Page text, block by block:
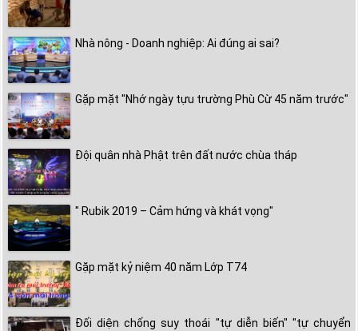
Nhà nông - Doanh nghiệp: Ai đúng ai sai?
Gặp mặt "Nhớ ngày tựu trường Phù Cừ 45 năm trước"
Đội quân nhà Phật trên đất nước chùa tháp
" Rubik 2019 – Cảm hứng và khát vọng"
Gặp mặt kỷ niệm 40 năm Lớp T74
Đối diện chống suy thoái "tự diễn biến" "tự chuyển